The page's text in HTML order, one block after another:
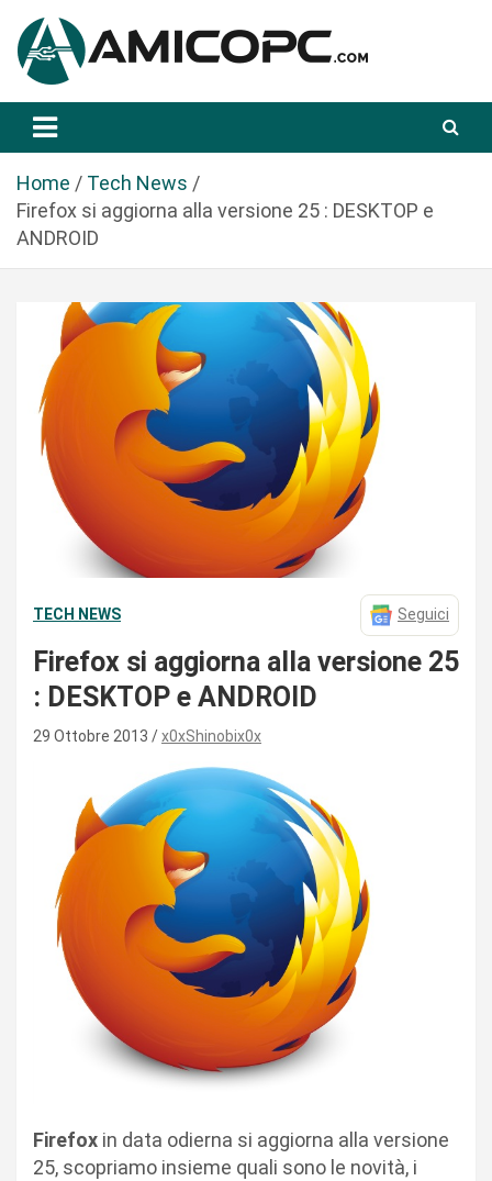
a
Amicopc.com
Home
Tech News
Firefox si aggiorna alla versione 25 : DESKTOP e
ANDROID
TECH NEWS Seguici
Firefox si aggiorna alla versione 25
: DESKTOP e ANDROID
29 Ottobre 2013 x0xShinobix0x
Firefox in data odierna si aggiorna alla versione
25, scopriamo insieme quali sono le novità, i